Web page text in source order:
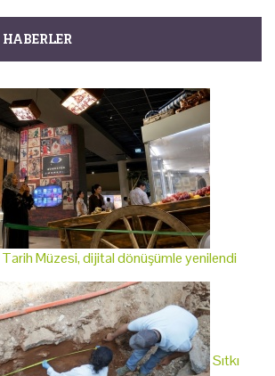
Müzesi, dijital dönüşümle yenilendi
Sıtkı